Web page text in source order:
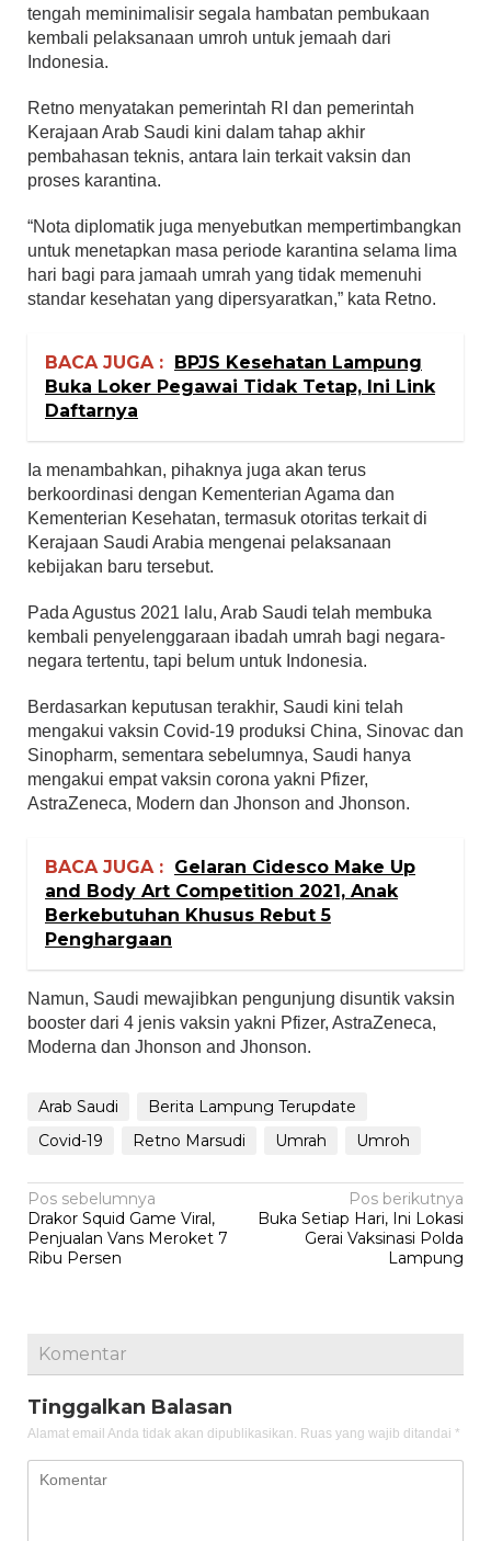
tengah meminimalisir segala hambatan pembukaan
kembali pelaksanaan umroh untuk jemaah dari
Indonesia.
Retno menyatakan pemerintah RI dan pemerintah
Kerajaan Arab Saudi kini dalam tahap akhir
pembahasan teknis, antara lain terkait vaksin dan
proses karantina.
“Nota diplomatik juga menyebutkan mempertimbangkan
untuk menetapkan masa periode karantina selama lima
hari bagi para jamaah umrah yang tidak memenuhi
standar kesehatan yang dipersyaratkan,” kata Retno.
BACA JUGA : BPJS Kesehatan Lampung
Buka Loker Pegawai Tidak Tetap, Ini Link
Daftarnya
Ia menambahkan, pihaknya juga akan terus
berkoordinasi dengan Kementerian Agama dan
Kementerian Kesehatan, termasuk otoritas terkait di
Kerajaan Saudi Arabia mengenai pelaksanaan
kebijakan baru tersebut.
Pada Agustus 2021 lalu, Arab Saudi telah membuka
kembali penyelenggaraan ibadah umrah bagi negara-
negara tertentu, tapi belum untuk Indonesia.
Berdasarkan keputusan terakhir, Saudi kini telah
mengakui vaksin Covid-19 produksi China, Sinovac dan
Sinopharm, sementara sebelumnya, Saudi hanya
mengakui empat vaksin corona yakni Pfizer,
AstraZeneca, Modern dan Jhonson and Jhonson.
BACA JUGA : Gelaran Cidesco Make Up
and Body Art Competition 2021, Anak
Berkebutuhan Khusus Rebut 5
Penghargaan
Namun, Saudi mewajibkan pengunjung disuntik vaksin
booster dari 4 jenis vaksin yakni Pfizer, AstraZeneca,
Moderna dan Jhonson and Jhonson.
Arab Saudi
Berita Lampung Terupdate
Covid-19
Retno Marsudi Umrah Umroh
Navigasi
pos
Pos sebelumnya
Drakor Squid Game Viral,
Penjualan Vans Meroket 7
Ribu Persen
Pos berikutnya
Buka Setiap Hari, Ini Lokasi
Gerai Vaksinasi Polda
Lampung
Komentar
Tinggalkan Balasan
Alamat email Anda tidak akan dipublikasikan. Ruas yang wajib ditandai *